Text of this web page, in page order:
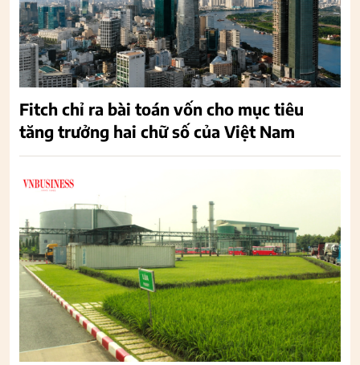
Fitch chỉ ra bài toán vốn cho mục tiêu
tăng trưởng hai chữ số của Việt Nam